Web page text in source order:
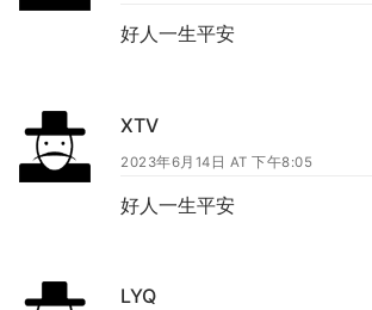
好人一生平安
XTV
2023年6月14日 AT 下午8:05
好人一生平安
LYQ